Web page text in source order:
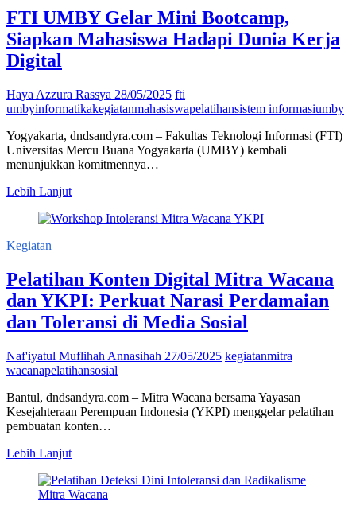
FTI UMBY Gelar Mini Bootcamp,
Siapkan Mahasiswa Hadapi Dunia Kerja
Digital
Haya Azzura Rassya 28/05/2025 fti
umbyinformatikakegiatanmahasiswapelatihansistem informasiumby
Yogyakarta, dndsandyra.com – Fakultas Teknologi Informasi (FTI)
Universitas Mercu Buana Yogyakarta (UMBY) kembali
menunjukkan komitmennya…
Lebih LanjutFTI
Gelar
Mahasiswa
Hadapi
Dunia
Kerja
Digital
Kegiatan
Pelatihan Konten Digital Mitra Wacana
dan YKPI: Perkuat Narasi Perdamaian
dan Toleransi di Media Sosial
Naf'iyatul Muflihah Annasihah 27/05/2025 kegiatanmitra
wacanapelatihansosial
Bantul, dndsandyra.com – Mitra Wacana bersama Yayasan
Kesejahteraan Perempuan Indonesia (YKPI) menggelar pelatihan
pembuatan konten…
Lebih LanjutPelatihan
Digital
Mitra